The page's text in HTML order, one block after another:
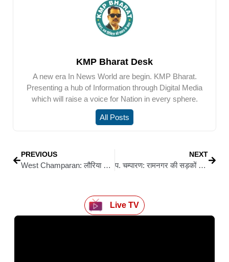
KMP Bharat Desk
A new era In News World are begin. KMP Bharat.
Presenting a hub of Information through Digital Media
which will raise a voice for Nation in every sphere.
All Posts
PREVIOUS
West Champaran: लौरिया में बेमौसम मातम: तेज रफ्तार कार ने बारातियों को रौंदा, तीन की मौत, 16 गंभीर
NEXT
प. चम्पारण: रामनगर की सड़कों पर रोज का ‘जाम संकट’ — दो घंटे की मशक्कत, ट्रेन तक छूट रही है
Live TV